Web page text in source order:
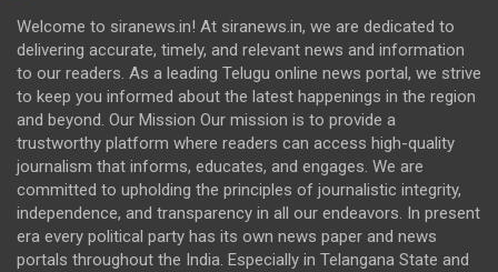
Welcome to siranews.in! At siranews.in, we are dedicated to
delivering accurate, timely, and relevant news and information
to our readers. As a leading Telugu online news portal, we strive
to keep you informed about the latest happenings in the region
and beyond. Our Mission Our mission is to provide a
trustworthy platform where readers can access high-quality
journalism that informs, educates, and engages. We are
committed to upholding the principles of journalistic integrity,
independence, and transparency in all our endeavors. In present
era every political party has its own news paper and news
portals throughout the India. Especially in Telangana State and